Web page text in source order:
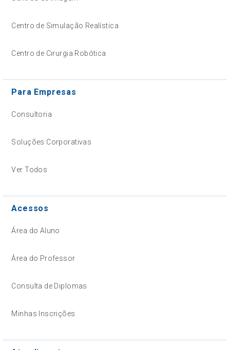
Centro de Simulação Realística
Centro de Cirurgia Robótica
Para Empresas
Consultoria
Soluções Corporativas
Ver Todos
Acessos
Área do Aluno
Área do Professor
Consulta de Diplomas
Minhas Inscrições